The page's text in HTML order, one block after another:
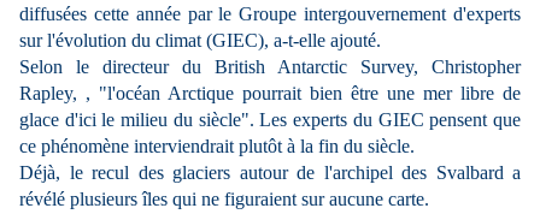
diffusées cette année par le Groupe intergouvernement d'experts
sur l'évolution du climat (GIEC), a-t-elle ajouté.
Selon le
directeur du British Antarctic Survey,
Christopher
Rapley, , "l'océan Arctique pourrait bien être une mer libre de
glace d'ici le milieu du siècle". Les experts du GIEC pensent que
ce phénomène interviendrait plutôt à la fin du siècle.
Déjà, le recul des glaciers autour de l'archipel des Svalbard a
révélé plusieurs îles qui ne figuraient sur aucune carte.